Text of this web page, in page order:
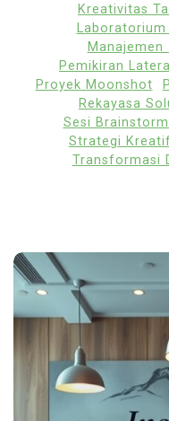
Kreativitas
Laboratorium
Manajemen
Pemikiran Lateral
Proyek Moonshot
Rekayasa
Sesi
Strategi
Transformasi